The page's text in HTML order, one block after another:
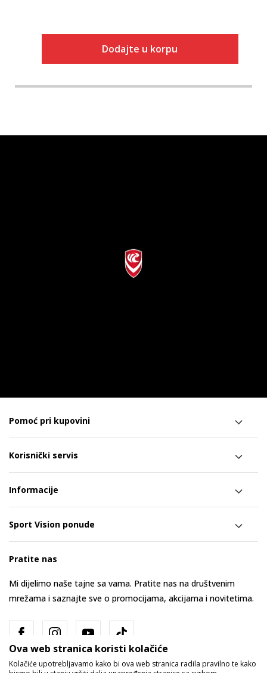
Dodajte u korpu
Pomoć pri kupovini
Korisnički servis
Informacije
Sport Vision ponude
Pratite nas
Mi dijelimo naše tajne sa vama. Pratite nas na društvenim
mrežama i saznajte sve o promocijama, akcijama i novitetima.
Ova web stranica koristi kolačiće
Kolačiće upotrebljavamo kako bi ova web stranica radila pravilno te kako